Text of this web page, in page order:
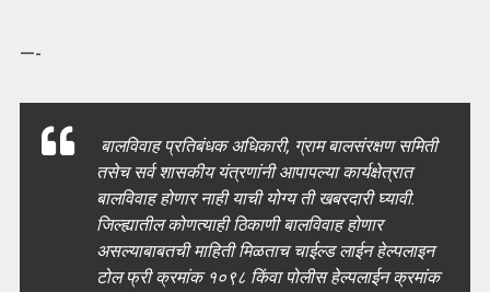
—-
बालविवाह प्रतिबंधक अधिकारी, ग्राम बालसंरक्षण समिती
तसेच सर्व शासकीय यंत्रणांनी आपापल्या कार्यक्षेत्रात
बालविवाह होणार नाही याची योग्य ती खबरदारी घ्यावी.
जिल्ह्यातील कोणत्याही ठिकाणी बालविवाह होणार
असल्याबाबतची माहिती मिळताच चाईल्ड लाईन हेल्पलाइन
टोल फ्री क्रमांक १०९८ किंवा पोलीस हेल्पलाईन क्रमांक